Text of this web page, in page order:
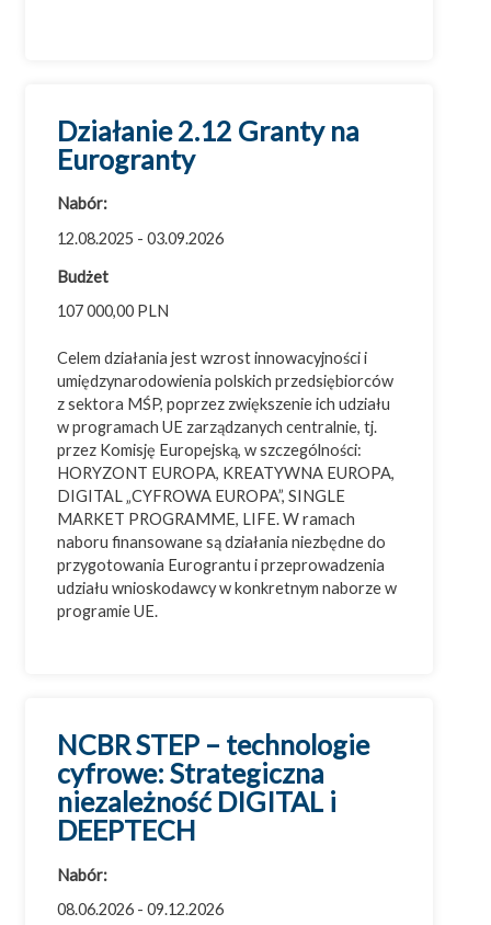
Działanie 2.12 Granty na
Eurogranty
Nabór:
12.08.2025 - 03.09.2026
Budżet
107 000,00 PLN
Celem działania jest wzrost innowacyjności i
umiędzynarodowienia polskich przedsiębiorców
z sektora MŚP, poprzez zwiększenie ich udziału
w programach UE zarządzanych centralnie, tj.
przez Komisję Europejską, w szczególności:
HORYZONT EUROPA, KREATYWNA EUROPA,
DIGITAL „CYFROWA EUROPA”, SINGLE
MARKET PROGRAMME, LIFE. W ramach
naboru finansowane są działania niezbędne do
przygotowania Eurograntu i przeprowadzenia
udziału wnioskodawcy w konkretnym naborze w
programie UE.
NCBR STEP – technologie
cyfrowe: Strategiczna
niezależność DIGITAL i
DEEPTECH
Nabór:
08.06.2026 - 09.12.2026